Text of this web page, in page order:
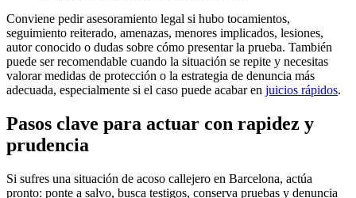
Conviene pedir asesoramiento legal si hubo tocamientos,
seguimiento reiterado, amenazas, menores implicados, lesiones,
autor conocido o dudas sobre cómo presentar la prueba. También
puede ser recomendable cuando la situación se repite y necesitas
valorar medidas de protección o la estrategia de denuncia más
adecuada, especialmente si el caso puede acabar en juicios rápidos.
Pasos clave para actuar con rapidez y
prudencia
Si sufres una situación de acoso callejero en Barcelona, actúa
pronto: ponte a salvo, busca testigos, conserva pruebas y denuncia